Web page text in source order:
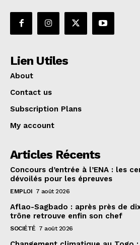
Lien Utiles
About
Contact us
Subscription Plans
My account
Articles Récents
Concours d’entrée à l’ENA : les
dévoilés pour les épreuves
EMPLOI 7 août 2026
Aflao-Sagbado : après près de
trône retrouve enfin son chef
SOCIÉTÉ 7 août 2026